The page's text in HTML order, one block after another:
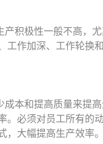
积极性一般不高，
作加深、工作轮换
本和提高质量来提
必须对员工所有的
大幅提高生产效率。